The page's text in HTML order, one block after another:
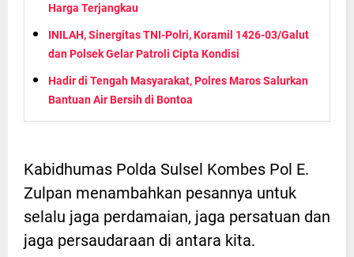
Harga Terjangkau
INILAH, Sinergitas TNI-Polri, Koramil 1426-03/Galut
dan Polsek Gelar Patroli Cipta Kondisi
Hadir di Tengah Masyarakat, Polres Maros Salurkan
Bantuan Air Bersih di Bontoa
Kabidhumas Polda Sulsel Kombes Pol E.
Zulpan menambahkan pesannya untuk
selalu jaga perdamaian, jaga persatuan dan
jaga persaudaraan di antara kita.